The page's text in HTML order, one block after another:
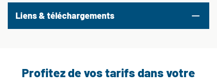
Liens & téléchargements
Profitez de vos tarifs dans votre